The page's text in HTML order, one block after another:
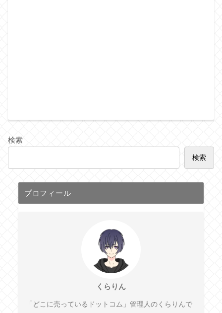
検索
検索
プロフィール
くらりん
「どこに売っているドットコム」管理人のくらりんで